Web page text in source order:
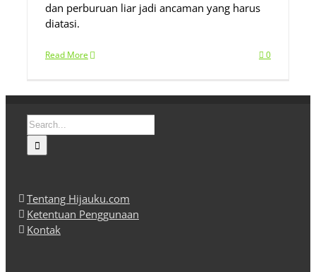
dan perburuan liar jadi ancaman yang harus
diatasi.
Read More 0
Search
for:
Tentang Hijauku.com
Ketentuan Penggunaan
Kontak